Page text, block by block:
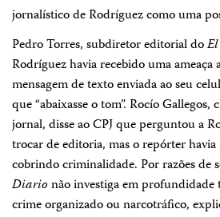
jornalístico de Rodríguez como uma
Pedro Torres, subdiretor editorial do
Rodríguez havia recebido uma ameaça
mensagem de texto enviada ao seu
que “abaixasse o tom”. Rocío
jornal, disse ao CPJ que perguntou a
trocar de editoria, mas o repórter
cobrindo criminalidade. Por razões de
Diarionão investiga em profundidade
crime organizado ou narcotráfico,